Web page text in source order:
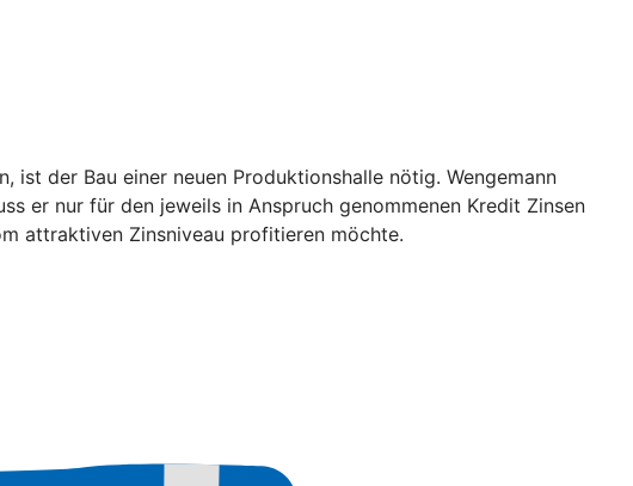
ist der Bau einer neuen Produktionshalle nötig. Wengemann
er nur für den jeweils in Anspruch genommenen Kredit Zinsen
attraktiven Zinsniveau profitieren möchte.